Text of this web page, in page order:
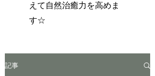
えて自然治癒力を高めま
す☆
記事